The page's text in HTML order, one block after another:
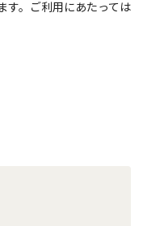
す。ご利用にあたっては